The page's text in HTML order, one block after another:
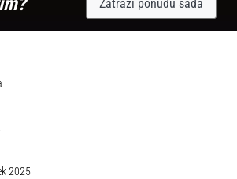
Zatraži ponudu sada
2025